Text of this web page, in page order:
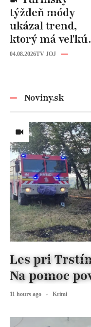
týždeň módy
ukázal trend,
ktorý má veľkú
budúcnosť:
04.08.2026TV JOJ
Noviny.sk
Les pri
Na pomoc
11 hours ago Krimi